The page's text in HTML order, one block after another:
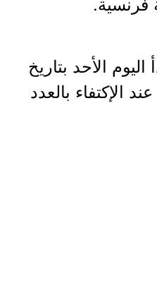
الأحد بتاريخ
عند الإكتفاء بالعدد